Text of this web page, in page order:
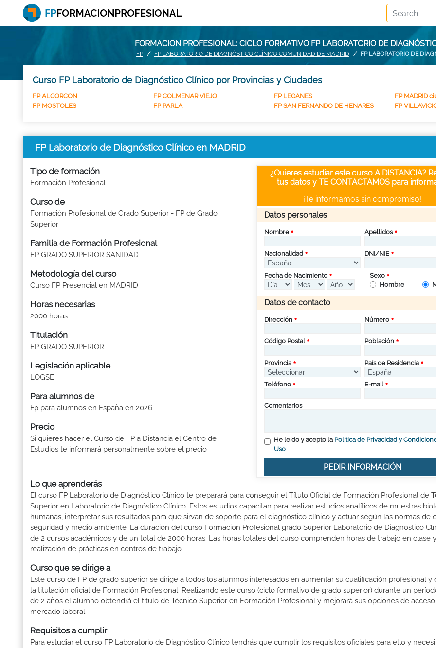
FORMACION PROFESIONAL: CICLO FORMATIVO FP LABORATORIO DE
FP FP LABORATORIO DE DIAGNÓSTICO CLÍNICO COMUNIDAD DE MADRID FP LABORATORIO DE
Curso FP Laboratorio de Diagnóstico Clínico por Provincias y Ciudades
FP ALCORCON FP COLMENAR VIEJO FP LEGANES FP MADRID
FP MOSTOLES
FP PARLA FP SAN FERNANDO DE HENARES FP
FP Laboratorio de Diagnóstico Clínico en MADRID
Tipo de formación
Formación Profesional
Curso de
Formación Profesional de Grado Superior - FP de Grado
Superior
Familia de Formación Profesional
FP GRADO SUPERIOR SANIDAD
Metodología del curso
Curso FP Presencial en MADRID
Horas necesarias
2000 horas
Titulación
FP GRADO SUPERIOR
Legislación aplicable
LOGSE
Para alumnos de
Fp para alumnos en España en 2026
Precio
Si quieres hacer el Curso de FP a Distancia el Centro de
Estudios te informará personalmente sobre el precio
¿Quieres estudiar este curso A DISTANCIA?
tus datos y TE CONTACTAMOS para
¡Te informamos sin compromiso!
Datos personales
Nombre Apellidos
Nacionalidad DNI/NIE
Fecha de Nacimiento
Sexo
Hombre
Datos de contacto
Dirección Número
Código Postal Población
Provincia País de Residencia
Teléfono E-mail
Comentarios
He leído y acepto la Política de Privacidad y
Uso
PEDIR INFORMACIÓN
Lo que aprenderás
El curso FP Laboratorio de Diagnóstico Clínico te preparará para conseguir el Título Oficial de Formación Profesional de
Superior en Laboratorio de Diagnóstico Clínico. Estos estudios capacitan para realizar estudios analíticos de muestras
humanas, interpretar sus resultados para que sirvan de soporte para el diagnóstico clínico y actuar según las normas de
seguridad y medio ambiente. La duración del curso Formacion Profesional grado Superior Laboratorio de Diagnóstico
de 2 cursos académicos y de un total de 2000 horas. Las horas totales del curso comprenden horas de trabajo en clase
realización de prácticas en centros de trabajo.
Curso que se dirige a
Este curso de FP de grado superior se dirige a todos los alumnos interesados en aumentar su cualificación profesional y
la titulación oficial de Formación Profesional. Realizando este curso (ciclo formativo de grado superior) durante un
de 2 años el alumno obtendrá el título de Técnico Superior en Formación Profesional y mejorará sus opciones de
mercado laboral.
Requisitos a cumplir
Para estudiar el curso FP Laboratorio de Diagnóstico Clínico tendrás que cumplir los requisitos oficiales para ello y